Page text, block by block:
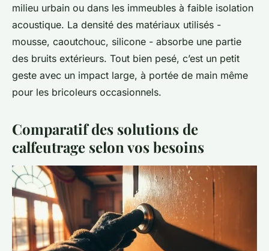
milieu urbain ou dans les immeubles à faible isolation
acoustique. La densité des matériaux utilisés -
mousse, caoutchouc, silicone - absorbe une partie
des bruits extérieurs. Tout bien pesé, c’est un petit
geste avec un impact large, à portée de main même
pour les bricoleurs occasionnels.
Comparatif des solutions de
calfeutrage selon vos besoins